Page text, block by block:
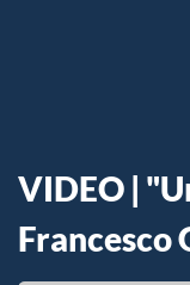
VIDEO |
Francesco